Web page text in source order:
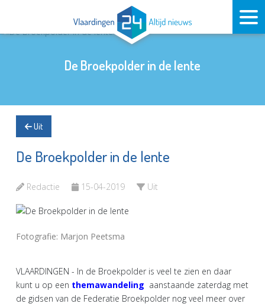
De Broekpolder in de lente
Uit
De Broekpolder in de lente
Redactie 15-04-2019 Uit
Fotografie: Marjon Peetsma
VLAARDINGEN - In de Broekpolder is veel te zien en daar
kunt u op een themawandeling aanstaande zaterdag met
de gidsen van de Federatie Broekpolder nog veel meer over